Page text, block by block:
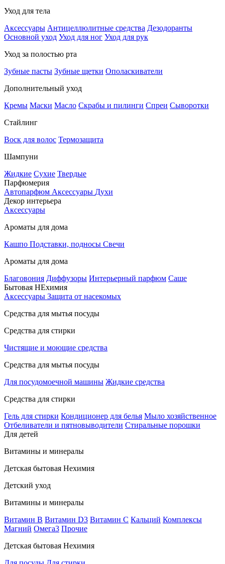
Уход для тела
Аксессуары Антицеллюлитные средства Дезодоранты
Основной уход Уход для ног Уход для рук
Уход за полостью рта
Зубные пасты Зубные щетки Ополаскиватели
Дополнительный уход
Кремы Маски Масло Скрабы и пилинги Спреи Сыворотки
Стайлинг
Воск для волос Термозащита
Шампуни
Жидкие Сухие Твердые
Парфюмерия
Автопарфюм Аксессуары Духи
Декор интерьера
Аксессуары
Ароматы для дома
Кашпо Подставки, подносы Свечи
Ароматы для дома
Благовония Диффузоры Интерьерный парфюм Саше
Бытовая НЕхимия
Аксессуары Защита от насекомых
Средства для мытья посуды
Средства для стирки
Чистящие и моющие средства
Средства для мытья посуды
Для посудомоечной машины Жидкие средства
Средства для стирки
Гель для стирки Кондиционер для белья Мыло хозяйственное
Отбеливатели и пятновыводители Стиральные порошки
Для детей
Витамины и минералы
Детская бытовая Нехимия
Детский уход
Витамины и минералы
Витамин В Витамин D3 Витамин С Кальций Комплексы
Магний Омега3 Прочие
Детская бытовая Нехимия